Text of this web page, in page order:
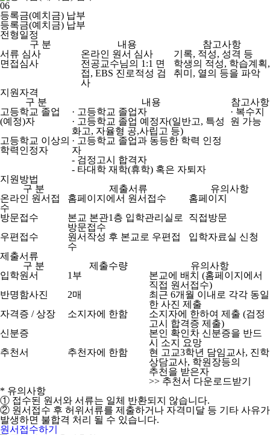
06
등록금(예치금) 납부
등록금(예치금) 납부
전형일정
구 분
내용
참고사항
서류 심사
온라인 원서 심사
기록, 적성, 성격 등
면접심사
전공교수님의 1:1 면
접, EBS 진로적성 검
사
학생의 적성, 학습계획,
취미, 열의 등을 파악
지원자격
구 분
내용
참고사항
고등학교 졸업
(예정)자
· 고등학교 졸업자
· 고등학교 졸업 예정자(일반고, 특성
화고, 자율형 공,사립고 등)
· 복수지
원 가능
고등학교 이상의
학력인정자
· 고등학교 졸업과 동등한 학력 인정
자
- 검정고시 합격자
- 타대학 재학(휴학) 혹은 자퇴자
지원방법
구 분
제출서류
유의사항
온라인 원서접
수
홈페이지에서 원서접수
홈페이지
방문접수
본교 본관1층 입학관리실로
방문접수
직접방문
우편접수
원서작성 후 본교로 우편접
수
입학자료실 신청
제출서류
구 분
제출수량
유의사항
입학원서
1부
본교에 배치 (홈페이지에서
직접 원서접수)
반명함사진
2매
최근 6개월 이내로 각각 동일
한 사진 제출
자격증 / 상장
소지자에 한함
소지자에 한하여 제출 (검정
고시 합격증 제출)
신분증
본인 확인차 신분증을 반드
시 소지 요망
추천서
추천자에 한함
현 고교3학년 담임교사, 진학
상담교사, 학원장등의
추천을 받은자
>> 추천서 다운로드받기
* 유의사항
① 접수된 원서와 서류는 일체 반환되지 않습니다.
② 원서접수 후 허위서류를 제출하거나 자격미달 등 기타 사유가
발생하면 불합격 처리 될 수 있습니다.
원서접수하기